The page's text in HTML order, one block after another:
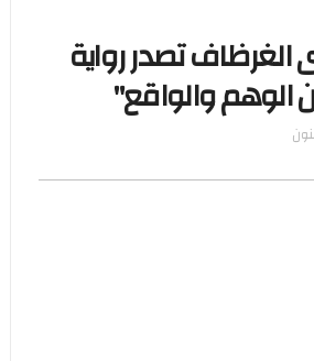
الغرظاف تصدر رواية
الوهم والواقع"